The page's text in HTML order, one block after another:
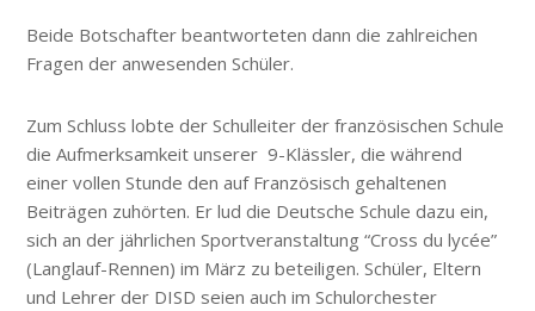
Beide Botschafter beantworteten dann die zahlreichen
Fragen der anwesenden Schüler.
Zum Schluss lobte der Schulleiter der französischen Schule
die Aufmerksamkeit unserer 9-Klässler, die während
einer vollen Stunde den auf Französisch gehaltenen
Beiträgen zuhörten. Er lud die Deutsche Schule dazu ein,
sich an der jährlichen Sportveranstaltung “Cross du lycée”
(Langlauf-Rennen) im März zu beteiligen. Schüler, Eltern
und Lehrer der DISD seien auch im Schulorchester